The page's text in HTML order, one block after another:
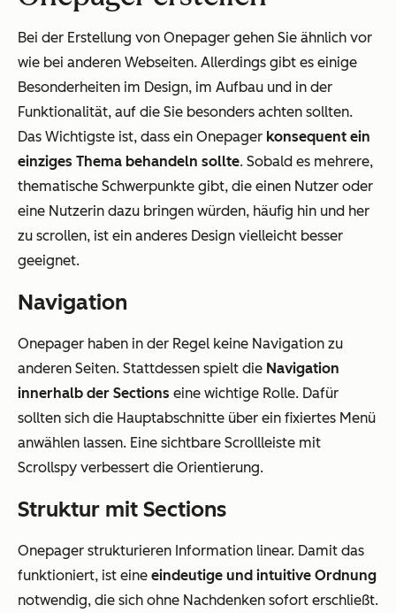
Bei der Erstellung von Onepager gehen Sie ähnlich vor
wie bei anderen Webseiten. Allerdings gibt es einige
Besonderheiten im Design, im Aufbau und in der
Funktionalität, auf die Sie besonders achten sollten.
Das Wichtigste ist, dass ein Onepager konsequent ein
einziges Thema behandeln sollte. Sobald es mehrere,
thematische Schwerpunkte gibt, die einen Nutzer oder
eine Nutzerin dazu bringen würden, häufig hin und her
zu scrollen, ist ein anderes Design vielleicht besser
geeignet.
Navigation
Onepager haben in der Regel keine Navigation zu
anderen Seiten. Stattdessen spielt die Navigation
innerhalb der Sections eine wichtige Rolle. Dafür
sollten sich die Hauptabschnitte über ein fixiertes Menü
anwählen lassen. Eine sichtbare Scrollleiste mit
Scrollspy verbessert die Orientierung.
Struktur mit Sections
Onepager strukturieren Information linear. Damit das
funktioniert, ist eine eindeutige und intuitive Ordnung
notwendig, die sich ohne Nachdenken sofort erschließt.